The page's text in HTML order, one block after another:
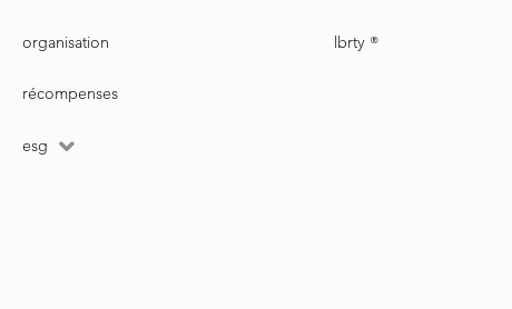
organisation
récompenses
esg
lbrty ®